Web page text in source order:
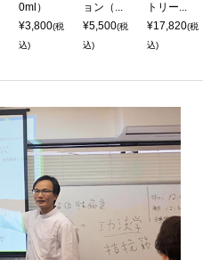
0ml）
¥3,800(税
込)
ョン（...
¥5,500(税
込)
トリー...
¥17,820(税
込)